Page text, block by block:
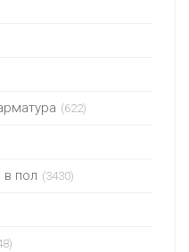
(622)
пол (3430)